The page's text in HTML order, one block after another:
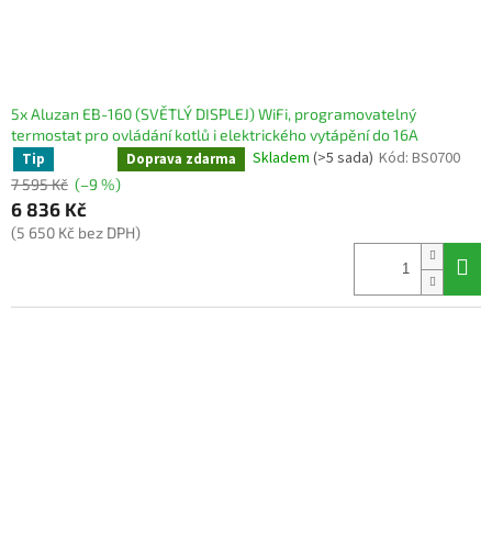
5x Aluzan EB-160 (SVĚTLÝ DISPLEJ) WiFi, programovatelný
termostat pro ovládání kotlů i elektrického vytápění do 16A
Tip Doprava zdarma Skladem (>5 sada) Kód: BS0700
7 595 Kč (–9 %)
6 836 Kč
(5 650 Kč bez DPH)